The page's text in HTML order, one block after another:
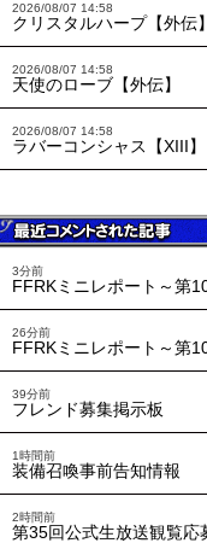
2026/08/07 14:58
クリスタルハープ【外伝】
2026/08/07 14:58
天使のローブ【外伝】
2026/08/07 14:58
ラバーコンシャス【XIII】
3分前
FFRKミニレポート～第
26分前
FFRKミニレポート～第
39分前
フレンド募集掲示板
1時間前
装備召喚事前告知情報
2時間前
第35回公式生放送観覧応